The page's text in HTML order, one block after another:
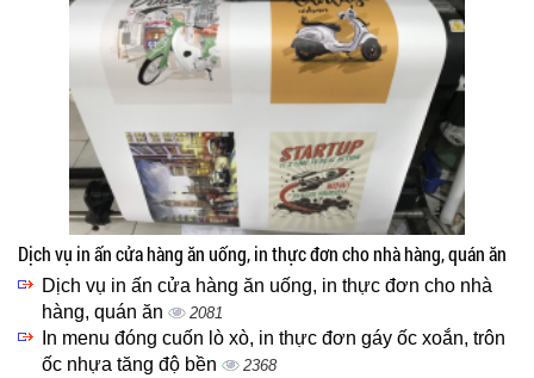
Dịch vụ in ấn cửa hàng ăn uống, in thực đơn cho nhà hàng, quán ăn
Dịch vụ in ấn cửa hàng ăn uống, in thực đơn cho nhà
hàng, quán ăn
2081
In menu đóng cuốn lò xò, in thực đơn gáy ốc xoắn, trôn
ốc nhựa tăng độ bền
2368